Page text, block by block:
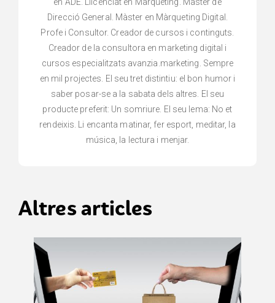
Direcció General. Màster en Màrqueting Digital.
Profe i Consultor. Creador de cursos i continguts.
Creador de la consultora en marketing digital i
cursos especialitzats avanzia.marketing. Sempre
en mil projectes. El seu tret distintiu: el bon humor i
saber posar-se a la sabata dels altres. El seu
producte preferit: Un somriure. El seu lema: No et
rendeixis. Li encanta matinar, fer esport, meditar, la
música, la lectura i menjar.
Altres articles